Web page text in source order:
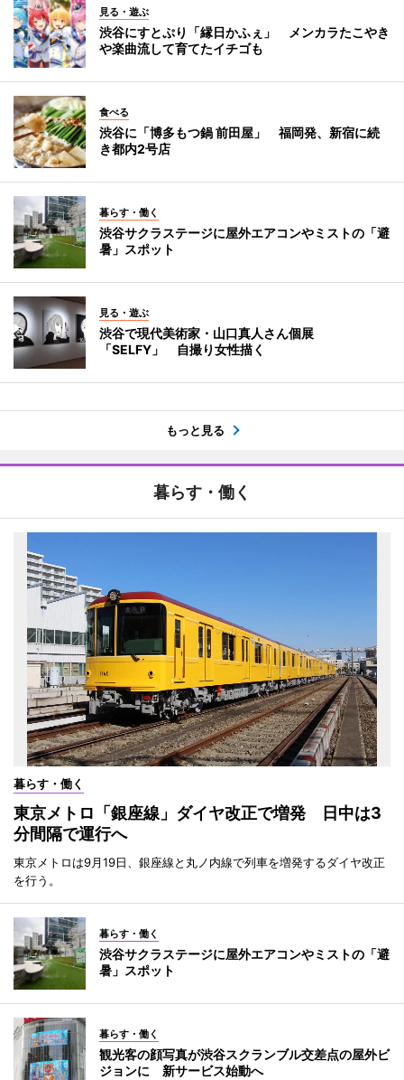
見る・遊ぶ
渋谷にすとぷり「縁日かふぇ」 メンカラたこやき
や楽曲流して育てたイチゴも
食べる
渋谷に「博多もつ鍋 前田屋」 福岡発、新宿に続
き都内2号店
暮らす・働く
渋谷サクラステージに屋外エアコンやミストの「避
暑」スポット
見る・遊ぶ
渋谷で現代美術家・山口真人さん個展
「SELFY」 自撮り女性描く
もっと見る
暮らす・働く
暮らす・働く
東京メトロ「銀座線」ダイヤ改正で増発 日中は3
分間隔で運行へ
東京メトロは9月19日、銀座線と丸ノ内線で列車を増発するダイヤ改正
を行う。
暮らす・働く
渋谷サクラステージに屋外エアコンやミストの「避
暑」スポット
暮らす・働く
観光客の顔写真が渋谷スクランブル交差点の屋外ビ
ジョンに 新サービス始動へ